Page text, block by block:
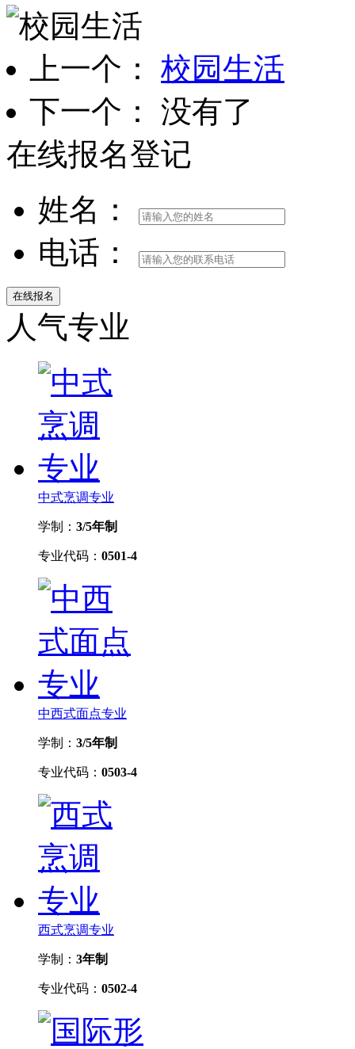
上一个： 校园生活
下一个： 没有了
在线报名登记
姓名：
电话：
人气专业
中式烹调专业
学制： 3/5年制
专业代码： 0501-4
中西式面点专业
学制： 3/5年制
专业代码： 0503-4
西式烹调专业
学制： 3年制
专业代码： 0502-4